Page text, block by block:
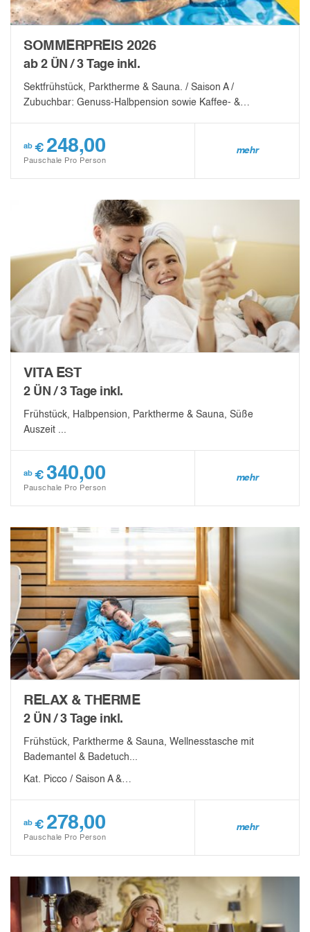
SOMMERPREIS 2026
ab 2 ÜN / 3 Tage inkl.
Sektfrühstück, Parktherme & Sauna. / Saison A /
Zubuchbar: Genuss-Halbpension sowie Kaffee- &…
ab € 248,00
Pauschale Pro Person
mehr
VITA EST
2 ÜN / 3 Tage inkl.
Frühstück, Halbpension, Parktherme & Sauna, Süße
Auszeit ...
ab € 340,00
Pauschale Pro Person
mehr
RELAX & THERME
2 ÜN / 3 Tage inkl.
Frühstück, Parktherme & Sauna, Wellnesstasche mit
Bademantel & Badetuch...
Kat. Picco / Saison A &…
ab € 278,00
Pauschale Pro Person
mehr